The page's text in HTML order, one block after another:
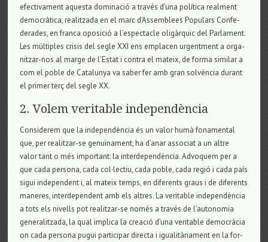
efec­ti­va­ment aquesta domi­nació a través d’una política real­ment
democràtica, rea­lit­zada en el marc d’Assem­blees Popu­lars Con­fe­
de­ra­des, en franca opo­sició a l’espec­ta­cle oligàrquic del Par­la­ment.
Les múlti­ples cri­sis del segle XXI ens empla­cen urgent­ment a orga­
nit­zar-nos al marge de l’Estat i con­tra el mateix, de forma simi­lar a
com el poble de Cata­lu­nya va saber fer amb gran solvència durant
el pri­mer terç del segle XX.
2. Volem veritable independència
Con­si­de­rem que la inde­pendència és un valor humà fona­men­tal
que, per rea­lit­zar-se genuïnament, ha d’anar asso­ciat a un altre
valor tant o més impor­tant: la inter­de­pendència. Advo­quem per a
que cada per­sona, cada col·lec­tiu, cada poble, cada regió i cada país
sigui inde­pen­dent i, al mateix temps, en dife­rents graus i de dife­rents
mane­res, inter­de­pen­dent amb els altres. La veri­ta­ble inde­pendència
a tots els nivells pot rea­lit­zar-se només a través de l’auto­no­mia
gene­ra­lit­zada, la qual implica la cre­ació d’una veri­ta­ble democràcia
on cada per­sona pugui par­ti­ci­par directa i igua­litària­ment en la for­